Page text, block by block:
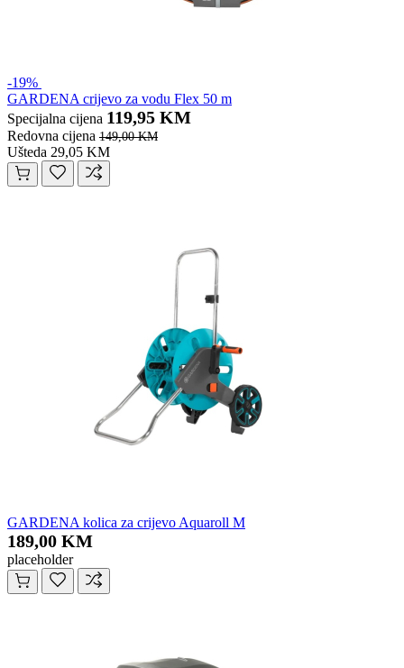
-19%
GARDENA crijevo za vodu Flex 50 m
Specijalna cijena 119,95 KM
Redovna cijena 149,00 KM
Ušteda 29,05 KM
GARDENA kolica za crijevo Aquaroll M
189,00 KM
placeholder